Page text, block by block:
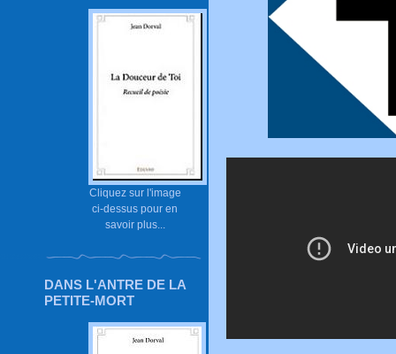
Cliquez sur l'image
ci-dessus pour en
savoir plus...
DANS L'ANTRE DE LA
PETITE-MORT